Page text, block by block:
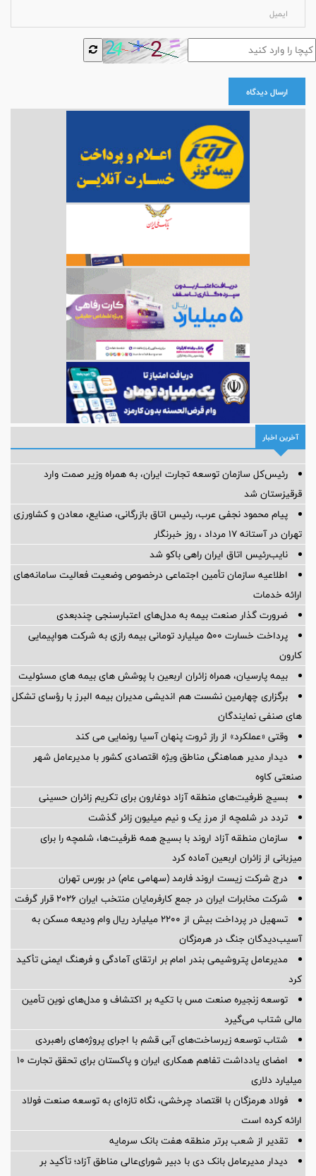
ارسال دیدگاه
آخرین اخبار
رئیس‌کل سازمان توسعه تجارت ایران، به همراه وزیر صمت وارد
قرقیزستان شد
پیام محمود نجفی عرب، رئیس اتاق بازرگانی، صنایع، معادن و کشاورزی
تهران در آستانه 17 مرداد ، روز خبرنگار
نایب‌رئیس اتاق ایران راهی باکو شد
اطلاعیه سازمان تأمین اجتماعی درخصوص وضعیت فعالیت سامانه‌های
ارائه خدمات
ضرورت گذار صنعت بیمه به مدل‌های اعتبارسنجی چندبعدی
پرداخت خسارت ۵۰۰ میلیارد تومانی بیمه رازی به شرکت هواپیمایی
کارون
بیمه پارسیان، همراه زائران اربعین با پوشش های بیمه های مسئولیت
برگزاری چهارمین نشست هم اندیشی مدیران بیمه البرز با رؤسای تشکل
های صنفی نمایندگان
وقتی «عملکرد» از راز ثروت پنهان آسیا رونمایی می کند
دیدار مدیر هماهنگی مناطق ویژه اقتصادی کشور با مدیرعامل شهر
صنعتی کاوه
بسیج ظرفیت‌های منطقه آزاد دوغارون برای تکریم زائران حسینی
تردد در شلمچه از مرز یک و نیم میلیون زائر گذشت
سازمان منطقه آزاد اروند با بسیج همه ظرفیت‌ها، شلمچه را برای
میزبانی از زائران اربعین آماده کرد
درج شرکت زیست اروند فارمد (سهامی عام) در بورس تهران
شرکت مخابرات ایران در جمع کارفرمایان منتخب ایران ۲۰۲۶ قرار گرفت
تسهیل در پرداخت بیش از ۲۲۰۰ میلیارد ریال وام ودیعه مسکن به
آسیب‌دیدگان جنگ در هرمزگان
مدیرعامل پتروشیمی بندر امام بر ارتقای آمادگی و فرهنگ ایمنی تأکید
کرد
توسعه زنجیره صنعت مس با تکیه بر اکتشاف و مدل‌های نوین تأمین
مالی شتاب می‌گیرد
شتاب توسعه زیرساخت‌های آبی قشم با اجرای پروژه‌های راهبردی
امضای یادداشت تفاهم همکاری ایران و پاکستان برای تحقق تجارت ۱۰
میلیارد دلاری
فولاد هرمزگان با اقتصاد چرخشی، نگاه تازه‌ای به توسعه صنعت فولاد
ارائه کرده است
تقدیر از شعب برتر منطقه هفت بانک سرمایه
دیدار مدیرعامل بانک دی با دبیر شورای‌عالی مناطق آزاد؛ تأکید بر